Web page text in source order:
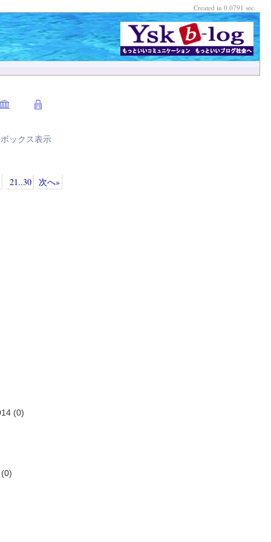
ボックス表示
21..30 次へ»
(0)
(0)
Created in 0.0791 sec.